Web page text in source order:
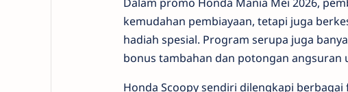
kemudahan pembiayaan, tetapi juga
hadiah spesial. Program serupa juga
bonus tambahan dan potongan
Honda Scoopy sendiri dilengkapi